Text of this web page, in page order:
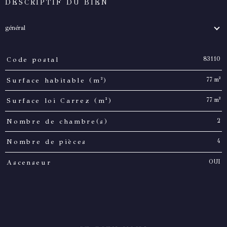
DESCRIPTIF DU BIEN
général
TRAD_PAMPERO_Caracteristique
Code postal 83110
Surface habitable (m²) 77 m²
Surface loi Carrez (m²) 77 m²
Nombre de chambre(s) 2
Nombre de pièces 4
Ascenseur OUI